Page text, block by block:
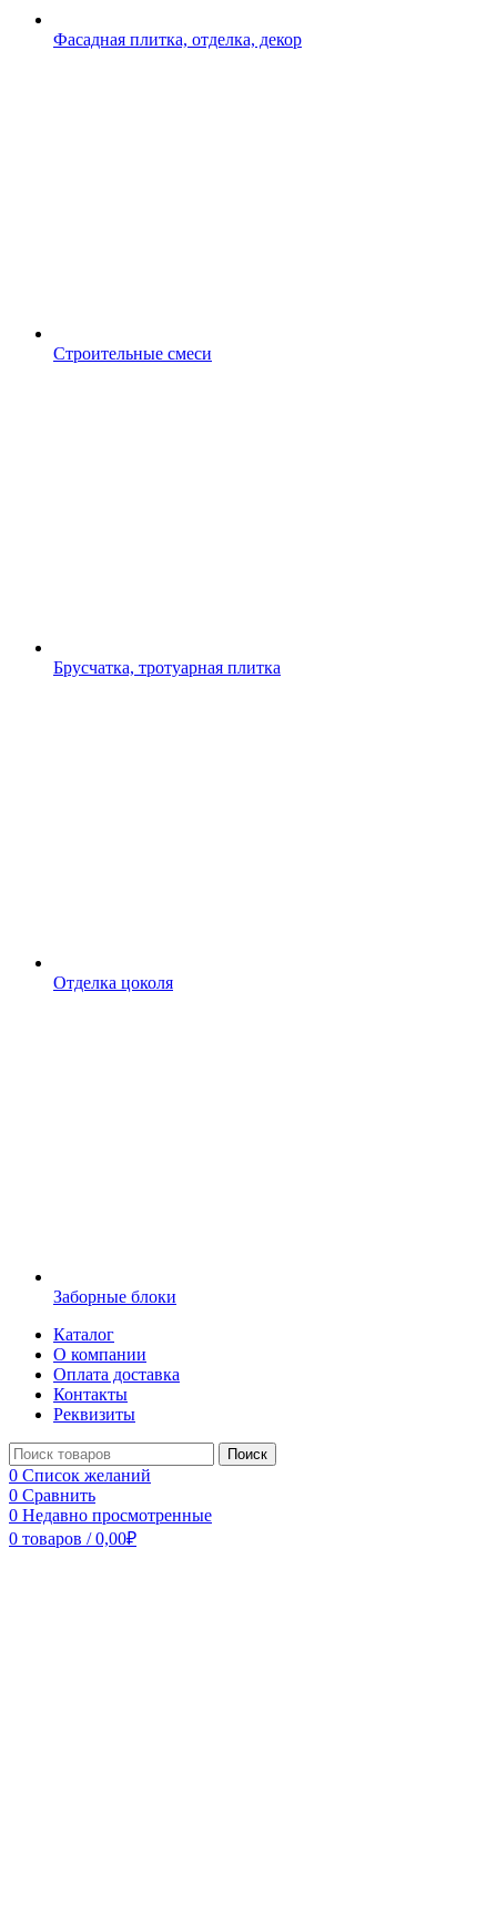
Фасадная плитка, отделка, декор
Строительные смеси
Брусчатка, тротуарная плитка
Отделка цоколя
Заборные блоки
Каталог
О компании
Оплата доставка
Контакты
Реквизиты
Поиск
0 Список желаний
0 Сравнить
0 Недавно просмотренные
0 товаров / 0,00₽